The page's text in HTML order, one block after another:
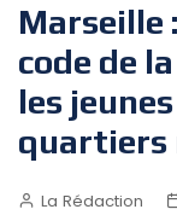
Marseille
code de
les
quartiers
La Rédaction